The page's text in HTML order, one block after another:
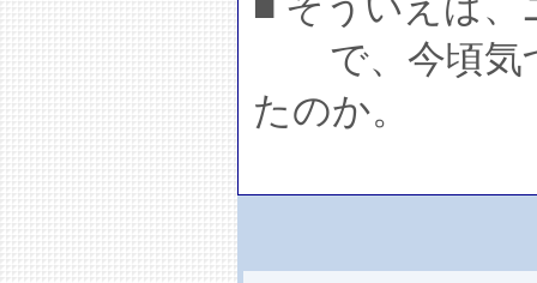
で、今頃気
たのか。